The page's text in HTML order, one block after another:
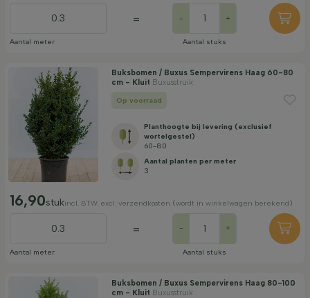
Aantal meter
= - +
Aantal stuks
Buksbomen / Buxus Sempervirens Haag 60-80
cm - Kluit Buxusstruik
Op voorraad
Planthoogte bij levering (exclusief
wortelgestel)
60-80
Aantal planten per meter
3
16,90stukincl. BTW. excl. verzendkosten (wordt in winkelwagen berekend)
Aantal meter
= - +
Aantal stuks
Buksbomen / Buxus Sempervirens Haag 80-100
cm - Kluit Buxusstruik